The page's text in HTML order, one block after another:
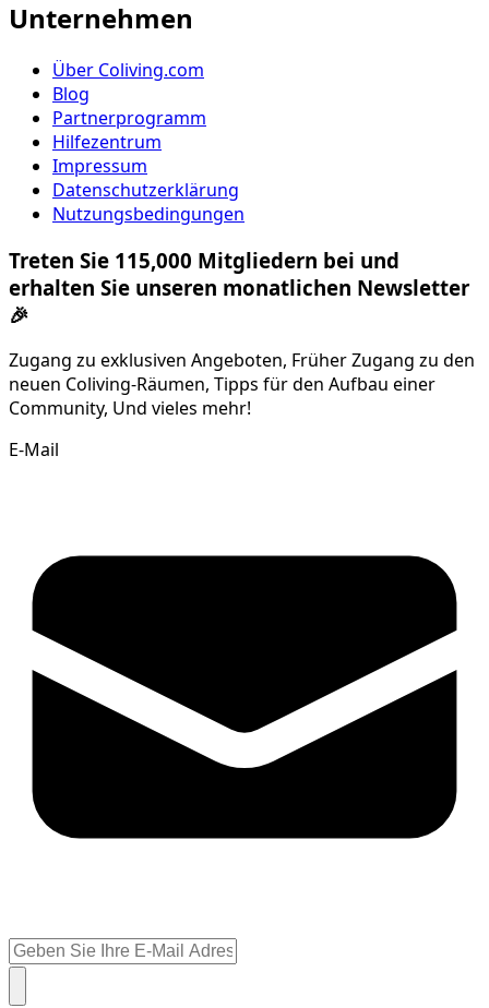
Unternehmen
Über Coliving.com
Blog
Partnerprogramm
Hilfezentrum
Impressum
Datenschutzerklärung
Nutzungsbedingungen
Treten Sie 115,000 Mitgliedern bei und
erhalten Sie unseren monatlichen Newsletter
🎉
Zugang zu exklusiven Angeboten, Früher Zugang zu den
neuen Coliving-Räumen, Tipps für den Aufbau einer
Community, Und vieles mehr!
E-Mail